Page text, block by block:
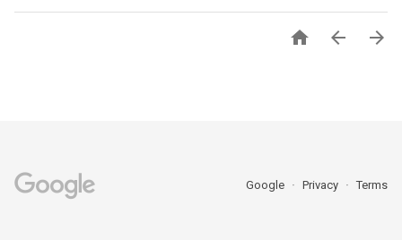
  
Google Privacy Terms